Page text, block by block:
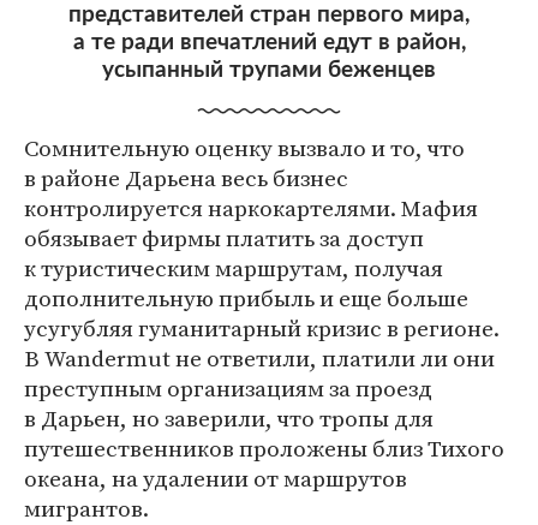
представителей стран первого мира,
а те ради впечатлений едут в район,
усыпанный трупами беженцев
Сомнительную оценку вызвало и то, что
в районе Дарьена весь бизнес
контролируется наркокартелями. Мафия
обязывает фирмы платить за доступ
к туристическим маршрутам, получая
дополнительную прибыль и еще больше
усугубляя гуманитарный кризис в регионе.
В Wandermut не ответили, платили ли они
преступным организациям за проезд
в Дарьен, но заверили, что тропы для
путешественников проложены близ Тихого
океана, на удалении от маршрутов
мигрантов.